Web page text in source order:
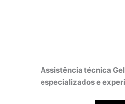
Assistência técnica
especializados e